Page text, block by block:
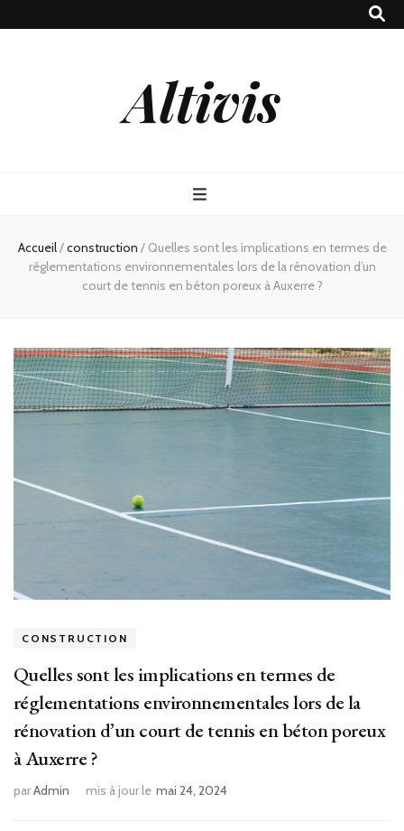
Altivis
Accueil/construction / Quelles sont les implications en termes de
réglementations environnementales lors de la rénovation d’un
court de tennis en béton poreux à Auxerre ?
CONSTRUCTION
Quelles sont les implications en termes de
réglementations environnementales lors de la
rénovation d’un court de tennis en béton poreux
à Auxerre ?
parAdmin mis à jour le mai 24, 2024